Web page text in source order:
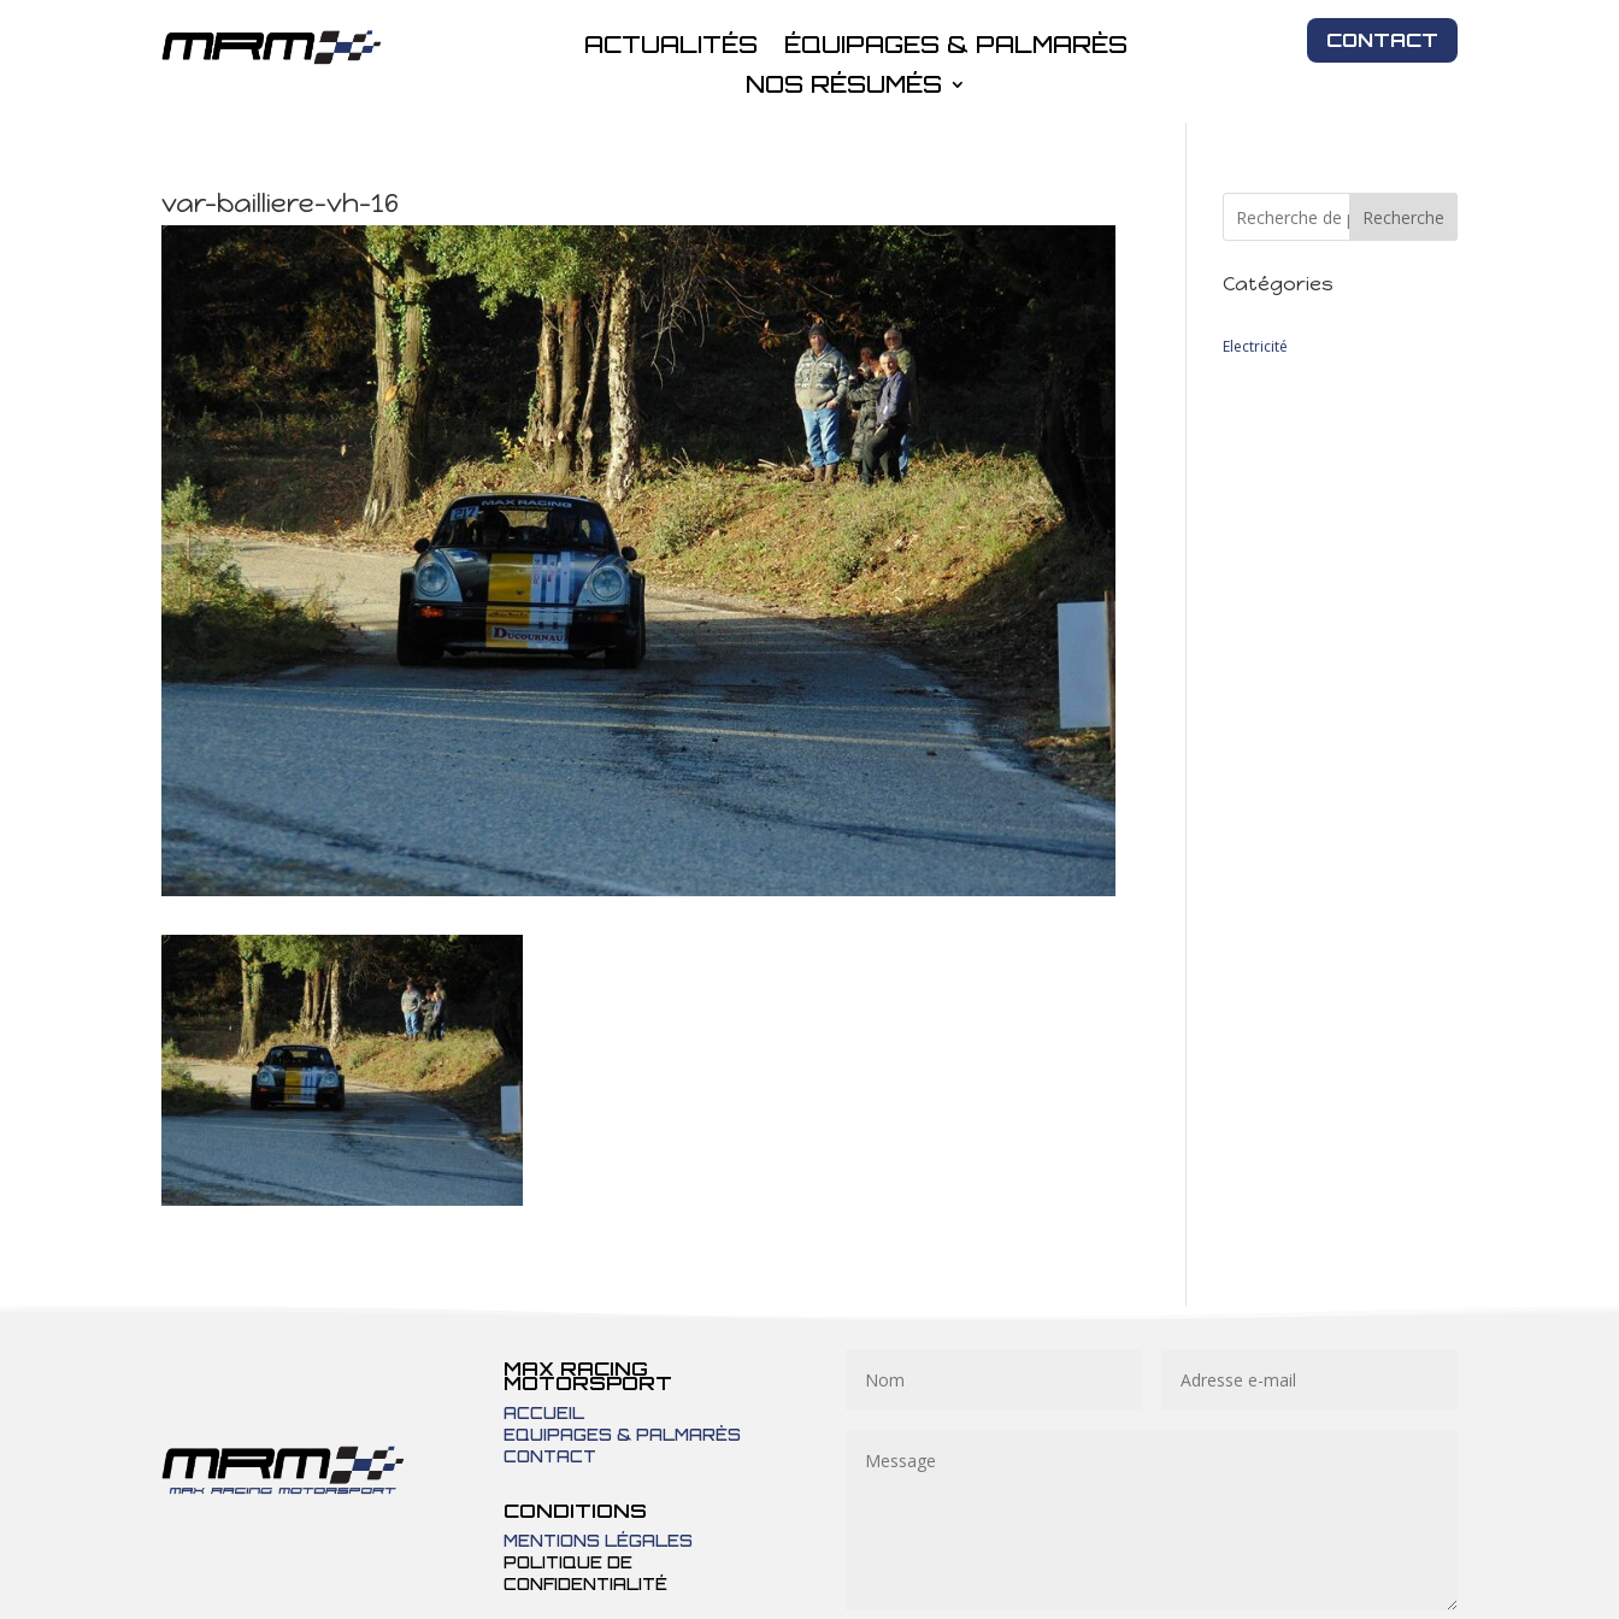
ACTUALITÉS
ÉQUIPAGES & PALMARÈS
NOS RÉSUMÉS
CONTACT
var-bailliere-vh-16 Recherche
Catégories
Electricité
MAX RACING
MOTORSPORT
ACCUEIL
EQUIPAGES & PALMARÈS
CONTACT
CONDITIONS
MENTIONS LÉGALES
POLITIQUE DE
CONFIDENTIALITÉ